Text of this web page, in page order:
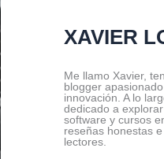
XAVIER
Me llamo Xavier,
blogger
innovación. A lo
dedicado a
software y cursos
reseñas honestas
lectores.